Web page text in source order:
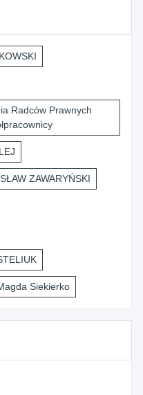
Radców Prawnych
ZAWARYŃSKI
Siekierko